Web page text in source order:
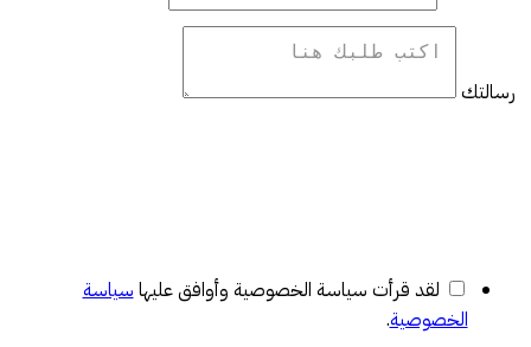
رسالتك
لقد قرأت سياسة الخصوصية وأوافق عليها سياسة
الخصوصية.